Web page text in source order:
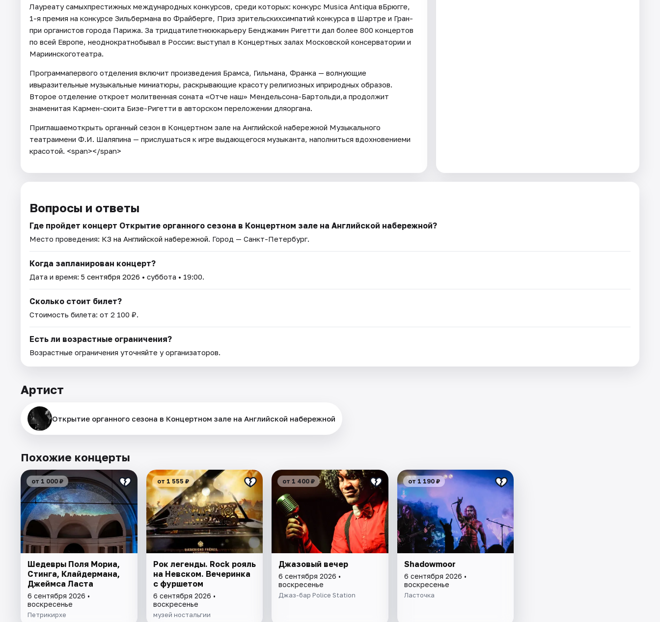
Лауреату самыхпрестижных международных конкурсов, среди которых: конкурс Musica Antiqua вБрюгге,
1-я премия на конкурсе Зильбермана во Фрайберге, Приз зрительскихсимпатий конкурса в Шартре и Гран-
при органистов города Парижа. За тридцатилетнююкарьеру Бенджамин Ригетти дал более 800 концертов
по всей Европе, неоднократнобывал в России: выступал в Концертных залах Московской консерватории и
Мариинскоготеатра.
Программапервого отделения включит произведения Брамса, Гильмана, Франка — волнующие
ивыразительные музыкальные миниатюры, раскрывающие красоту религиозных иприродных образов.
Второе отделение откроет молитвенная соната «Отче наш» Мендельсона-Бартольди,а продолжит
знаменитая Кармен-сюита Бизе-Ригетти в авторском переложении дляоргана.
Приглашаемоткрыть органный сезон в Концертном зале на Английской набережной Музыкального
театраимени Ф.И. Шаляпина — прислушаться к игре выдающегося музыканта, наполниться вдохновениеми
красотой. <span></span>
Вопросы и ответы
Где пройдет концерт Открытие органного сезона в Концертном зале на Английской набережной?
Место проведения: КЗ на Английской набережной. Город — Санкт-Петербург.
Когда запланирован концерт?
Дата и время: 5 сентября 2026 • суббота • 19:00.
Сколько стоит билет?
Стоимость билета: от 2 100 ₽.
Есть ли возрастные ограничения?
Возрастные ограничения уточняйте у организаторов.
Артист
Открытие органного сезона в Концертном зале на Английской набережной
Похожие концерты
от 1 000 ₽
Шедевры Поля Мориа,
Стинга, Клайдермана,
Джеймса Ласта
6 сентября 2026 •
воскресенье
Петрикирхе
от 1 555 ₽
Рок легенды. Rock рояль
на Невском. Вечеринка
с фуршетом
6 сентября 2026 •
воскресенье
музей ностальгии
от 1 400 ₽
Джазовый вечер
6 сентября 2026 •
воскресенье
Джаз-бар Police Station
от 1 190 ₽
Shadowmoor
6 сентября 2026 •
воскресенье
Ласточка